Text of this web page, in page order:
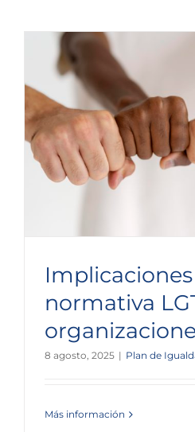
normativa
8 agosto, 2025 | Plan de
Más información